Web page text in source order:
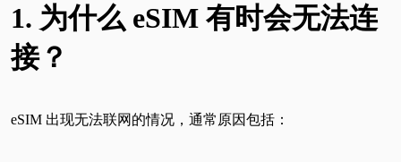
1. 为什么 eSIM 有时会无法连
接？
eSIM 出现无法联网的情况，通常原因包括：